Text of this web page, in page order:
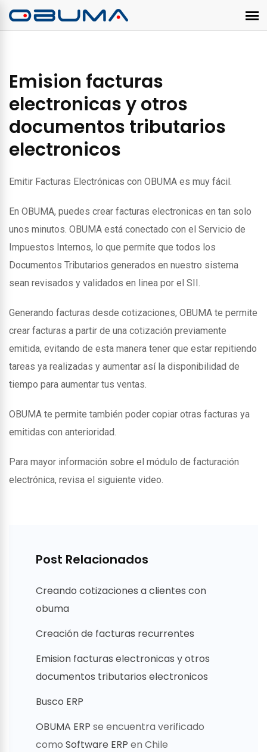
Emision facturas
electronicas y otros
documentos tributarios
electronicos
Emitir Facturas Electrónicas con OBUMA es muy fácil.
En OBUMA, puedes crear facturas electronicas en tan solo
unos minutos. OBUMA está conectado con el Servicio de
Impuestos Internos, lo que permite que todos los
Documentos Tributarios generados en nuestro sistema
sean revisados y validados en linea por el SII.
Generando facturas desde cotizaciones, OBUMA te permite
crear facturas a partir de una cotización previamente
emitida, evitando de esta manera tener que estar repitiendo
tareas ya realizadas y aumentar así la disponibilidad de
tiempo para aumentar tus ventas.
OBUMA te permite también poder copiar otras facturas ya
emitidas con anterioridad.
Para mayor información sobre el módulo de facturación
electrónica, revisa el siguiente video.
Post Relacionados
Creando cotizaciones a clientes con
obuma
Creación de facturas recurrentes
Emision facturas electronicas y otros
documentos tributarios electronicos
Busco ERP
OBUMA ERP se encuentra verificado
como Software ERP en Chile